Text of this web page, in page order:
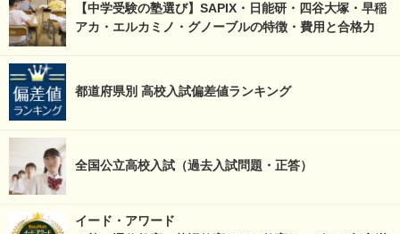
【中学受験の塾選び】SAPIX・日能研・四谷大塚・早稲
アカ・エルカミノ・グノーブルの特徴・費用と合格力
都道府県別 高校入試偏差値ランキング
全国公立高校入試（過去入試問題・正答）
イード・アワード